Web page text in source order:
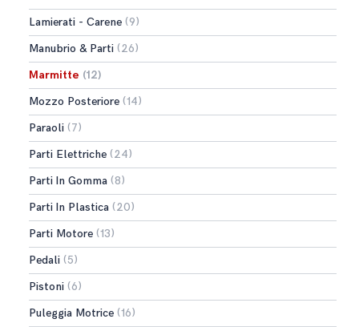
Lamierati - Carene (9)
Manubrio & Parti (26)
Marmitte (12)
Mozzo Posteriore (14)
Paraoli (7)
Parti Elettriche (24)
Parti In Gomma (8)
Parti In Plastica (20)
Parti Motore (13)
Pedali (5)
Pistoni (6)
Puleggia Motrice (16)